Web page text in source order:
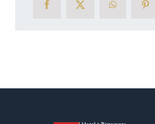
FacebookX WhatsApp